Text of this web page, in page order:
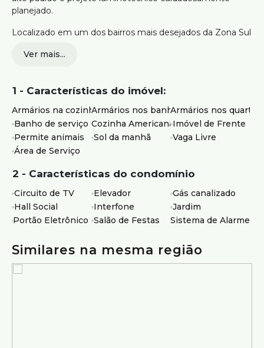
planejado.
Localizado em um dos bairros mais desejados da Zona Sul
áreas verdes e com fácil acesso às principais vias da
120 m² de área privativa
Sala ampla para vários ambientes
Cozinha americana com armários planejados
Área de serviço independente
2 vagas de garagem
Salão de festas e jardins
Ideal para quem busca um apartamento espaçoso, com
vaga de garagem, elevador e localização privilegiada em
uma das regiões mais valorizadas de Belo Horizonte.
Agende sua visita.
Atendimento com segurança e credibilidade pela Silvio
Ver mais...
1 - Características do imóvel:
Armários na cozinhaArmários nos banheirosArmários nos quartos
Banho de serviço Cozinha AmericanaImóvel de Frente
Permite animais
Sol da manhã
Vaga Livre
Área de Serviço
2 - Características do condomínio
Circuito de TV Elevador
Gás canalizado
Hall Social
Interfone
Jardim
Portão Eletrônico Salão de Festas Sistema de Alarme
Similares na mesma região